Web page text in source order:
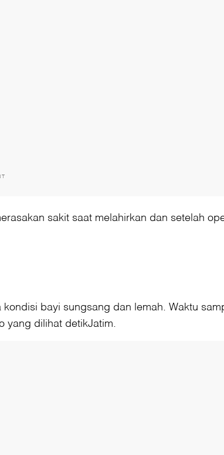
sakit saat melahirkan dan setelah
bayi sungsang dan lemah. Waktu
yang dilihat detikJatim.